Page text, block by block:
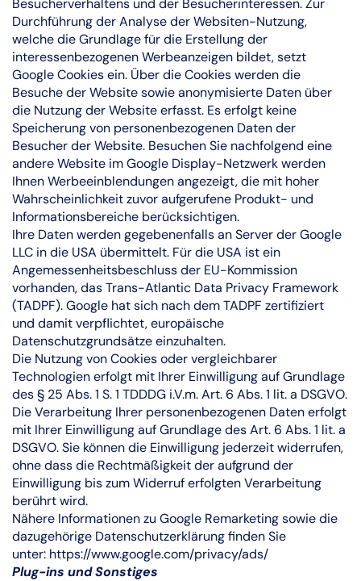
Durchführung der Analyse der Websiten-Nutzung,
welche die Grundlage für die Erstellung der
interessenbezogenen Werbeanzeigen bildet, setzt
Google Cookies ein. Über die Cookies werden die
Besuche der Website sowie anonymisierte Daten über
die Nutzung der Website erfasst. Es erfolgt keine
Speicherung von personenbezogenen Daten der
Besucher der Website. Besuchen Sie nachfolgend eine
andere Website im Google Display-Netzwerk werden
Ihnen Werbeeinblendungen angezeigt, die mit hoher
Wahrscheinlichkeit zuvor aufgerufene Produkt- und
Informationsbereiche berücksichtigen.
Ihre Daten werden gegebenenfalls an Server der Google
LLC in die USA übermittelt. Für die USA ist ein
Angemessenheitsbeschluss der EU-Kommission
vorhanden, das Trans-Atlantic Data Privacy Framework
(TADPF). Google hat sich nach dem TADPF zertifiziert
und damit verpflichtet, europäische
Datenschutzgrundsätze einzuhalten.
Die Nutzung von Cookies oder vergleichbarer
Technologien erfolgt mit Ihrer Einwilligung auf Grundlage
des § 25 Abs. 1 S. 1 TDDDG i.V.m. Art. 6 Abs. 1 lit. a DSGVO.
Die Verarbeitung Ihrer personenbezogenen Daten erfolgt
mit Ihrer Einwilligung auf Grundlage des Art. 6 Abs. 1 lit. a
DSGVO. Sie können die Einwilligung jederzeit widerrufen,
ohne dass die Rechtmäßigkeit der aufgrund der
Einwilligung bis zum Widerruf erfolgten Verarbeitung
berührt wird.
Nähere Informationen zu Google Remarketing sowie die
dazugehörige Datenschutzerklärung finden Sie
unter: https://www.google.com/privacy/ads/
Plug-ins und Sonstiges